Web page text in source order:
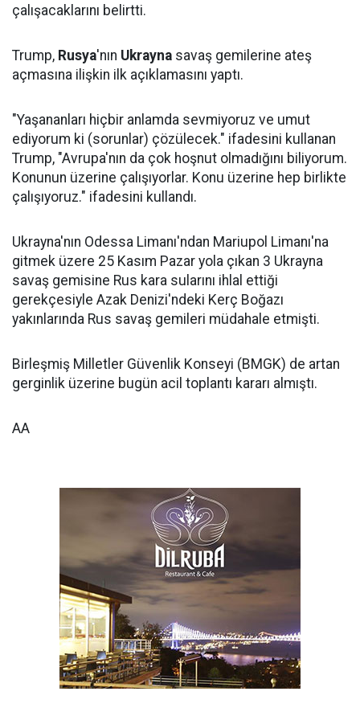
çalışacaklarını belirtti.
Trump, Rusya'nın Ukrayna savaş gemilerine ateş
açmasına ilişkin ilk açıklamasını yaptı.
"Yaşananları hiçbir anlamda sevmiyoruz ve umut
ediyorum ki (sorunlar) çözülecek." ifadesini kullanan
Trump, "Avrupa'nın da çok hoşnut olmadığını biliyorum.
Konunun üzerine çalışıyorlar. Konu üzerine hep birlikte
çalışıyoruz." ifadesini kullandı.
Ukrayna'nın Odessa Limanı'ndan Mariupol Limanı'na
gitmek üzere 25 Kasım Pazar yola çıkan 3 Ukrayna
savaş gemisine Rus kara sularını ihlal ettiği
gerekçesiyle Azak Denizi'ndeki Kerç Boğazı
yakınlarında Rus savaş gemileri müdahale etmişti.
Birleşmiş Milletler Güvenlik Konseyi (BMGK) de artan
gerginlik üzerine bugün acil toplantı kararı almıştı.
AA